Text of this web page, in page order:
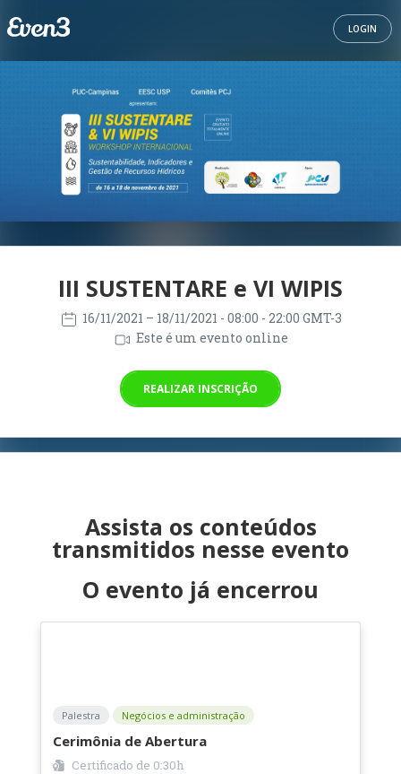
LOGIN
III SUSTENTARE e VI WIPIS
16/11/2021 – 18/11/2021 - 08:00 - 22:00 GMT-3
Este é um evento online
REALIZAR INSCRIÇÃO
Assista os conteúdos
transmitidos nesse evento
O evento já encerrou
Palestra Negócios e administração
Cerimônia de Abertura
Certificado de 0:30h